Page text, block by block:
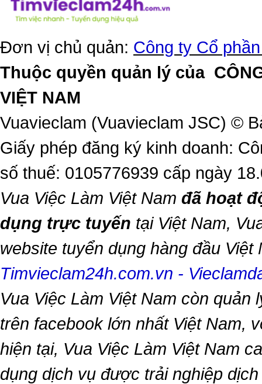
Đơn vị chủ quản: Công ty Cổ
Thuộc quyền quản lý của
VIỆT NAM
Vuavieclam (Vuavieclam JSC) ©
Giấy phép đăng ký kinh doanh:
số thuế: 0105776939 cấp ngày
Vua Việc Làm Việt Nam đã hoạt
dụng trực tuyến tại Việt Nam,
website tuyển dụng hàng đầu
Timvieclam24h.com.vn -
Vua Việc Làm Việt Nam còn quản
trên facebook lớn nhất Việt Nam,
hiện tại, Vua Việc Làm Việt Nam
dụng dịch vụ được trải nghiệp